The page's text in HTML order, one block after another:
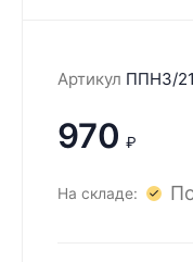
Артикул ППН3/
970 ₽
На складе: